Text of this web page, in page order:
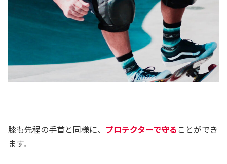
膝も先程の手首と同様に、 プロテクターで守る ことができ
ます。